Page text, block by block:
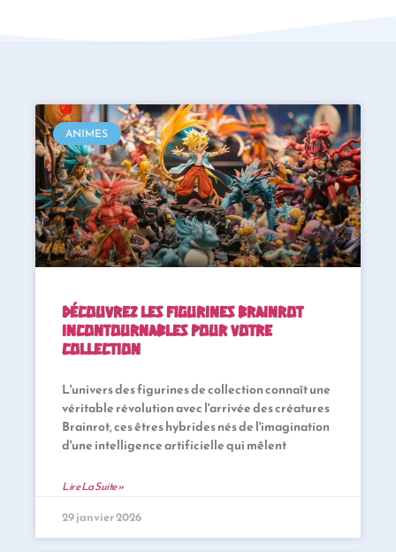
ANIMES
Découvrez les figurines Brainrot
incontournables pour votre
collection
L'univers des figurines de collection connaît une
véritable révolution avec l'arrivée des créatures
Brainrot, ces êtres hybrides nés de l'imagination
d'une intelligence artificielle qui mêlent
Lire La Suite »
29 janvier 2026